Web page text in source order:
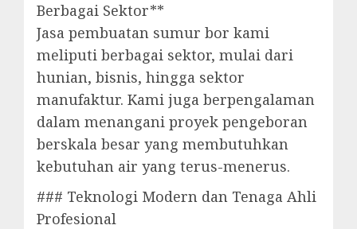
Berbagai Sektor**
Jasa pembuatan sumur bor kami
meliputi berbagai sektor, mulai dari
hunian, bisnis, hingga sektor
manufaktur. Kami juga berpengalaman
dalam menangani proyek pengeboran
berskala besar yang membutuhkan
kebutuhan air yang terus-menerus.
### Teknologi Modern dan Tenaga Ahli
Profesional